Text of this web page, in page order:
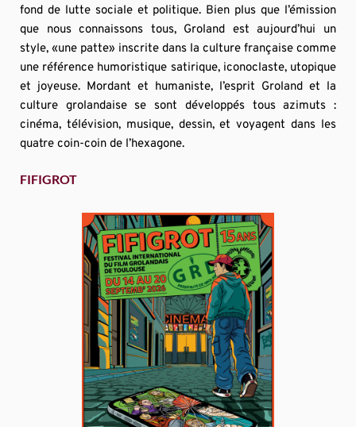
fond de lutte sociale et politique. Bien plus que l’émission
que nous connaissons tous, Groland est aujourd’hui un
style, «une patte» inscrite dans la culture française comme
une référence humoristique satirique, iconoclaste, utopique
et joyeuse. Mordant et humaniste, l’esprit Groland et la
culture grolandaise se sont développés tous azimuts :
cinéma, télévision, musique, dessin, et voyagent dans les
quatre coin-coin de l’hexagone.
FIFIGROT